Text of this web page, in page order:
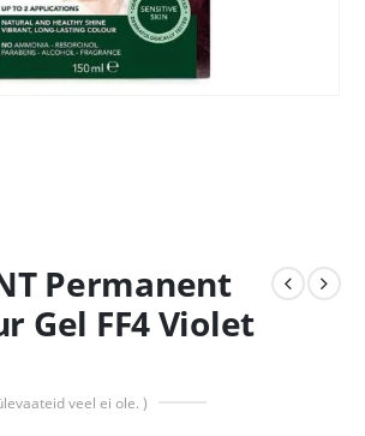
Permanent
Gel FF4 Violet
veel ei ole. )